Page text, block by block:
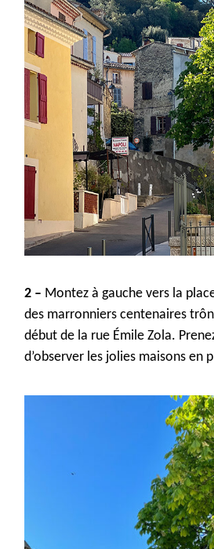
2 – Montez à gauche vers la
des marronniers centenaires
début de la rue Émile Zola.
d’observer les jolies maisons en